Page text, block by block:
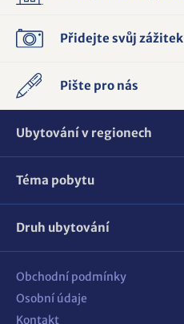
Přidejte svůj zážitek
Pište pro nás
Ubytování v regionech
Téma pobytu
Druh ubytování
Obchodní podmínky
Osobní údaje
Kontakt